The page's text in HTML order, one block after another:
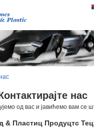
нас
од вас и јавићемо вам се
& Пластиц Продуцтс